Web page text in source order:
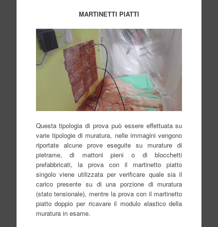
MARTINETTI PIATTI
Questa tipologia di prova può essere effettuata su
varie tipologie di muratura, nelle immagini vengono
riportate alcune prove eseguite su murature di
pietrame, di mattoni pieni o di blocchetti
prefabbricati, la prova con il martinetto piatto
singolo viene utilizzata per verificare quale sia il
carico presente su di una porzione di muratura
(stato tensionale), mentre la prova con il martinetto
piatto doppio per ricavare il modulo elastico della
muratura in esame.